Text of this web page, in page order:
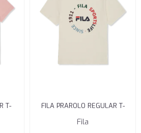
T-
FILA PRAROLO REGULAR T-
SKJORTE WHITE
Fila